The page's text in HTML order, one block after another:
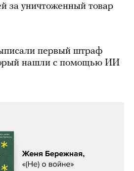
за уничтоженный товар
первый штраф
нашли с помощью ИИ